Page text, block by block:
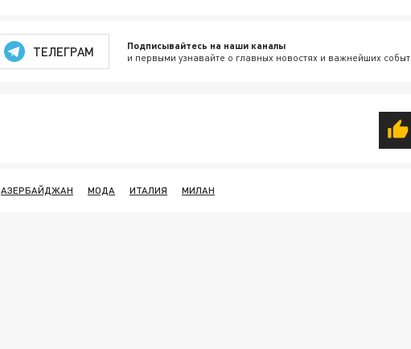
ТЕЛЕГРАМ Подписывайтесь на наши каналы
и первыми узнавайте о главных новостях и важнейших
АЗЕРБАЙДЖАН МОДА ИТАЛИЯ МИЛАН